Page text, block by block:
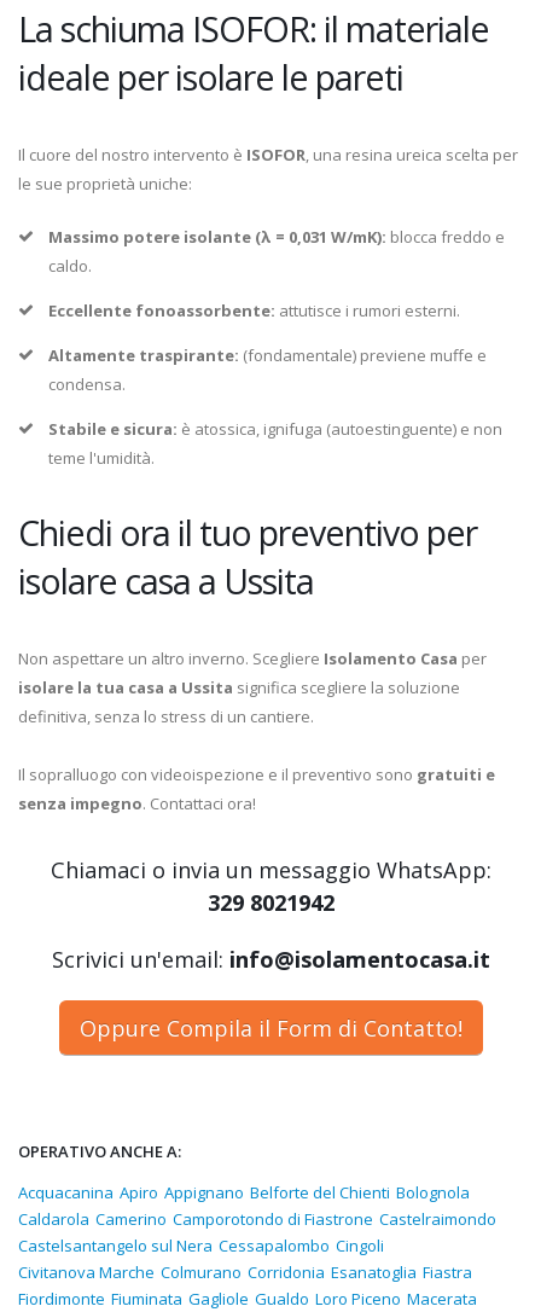
La schiuma ISOFOR: il materiale
ideale per isolare le pareti
Il cuore del nostro intervento è ISOFOR, una resina ureica scelta per
le sue proprietà uniche:
Massimo potere isolante (λ = 0,031 W/mK): blocca freddo e
caldo.
Eccellente fonoassorbente: attutisce i rumori esterni.
Altamente traspirante: (fondamentale) previene muffe e
condensa.
Stabile e sicura: è atossica, ignifuga (autoestinguente) e non
teme l'umidità.
Chiedi ora il tuo preventivo per
isolare casa a Ussita
Non aspettare un altro inverno. Scegliere Isolamento Casa per
isolare la tua casa a Ussita significa scegliere la soluzione
definitiva, senza lo stress di un cantiere.
Il sopralluogo con videoispezione e il preventivo sono gratuiti e
senza impegno. Contattaci ora!
Chiamaci o invia un messaggio WhatsApp:
329 8021942
Scrivici un'email: info@isolamentocasa.it
Oppure Compila il Form di Contatto!
OPERATIVO ANCHE A:
Acquacanina Apiro Appignano Belforte del Chienti Bolognola
Caldarola Camerino Camporotondo di Fiastrone Castelraimondo
Castelsantangelo sul Nera Cessapalombo Cingoli
Civitanova Marche Colmurano Corridonia Esanatoglia Fiastra
Fiordimonte Fiuminata Gagliole Gualdo Loro Piceno Macerata